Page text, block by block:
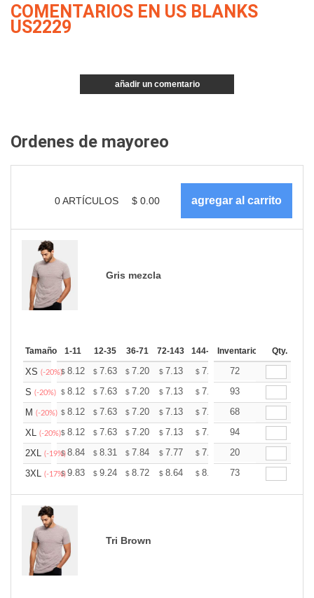
COMENTARIOS EN US BLANKS
US2229
añadir un comentario
Ordenes de mayoreo
0ARTÍCULOS $ 0.00
Gris mezcla
Tamaño 1-11 12-35 36-71 72-143 144-287 288 + Más
Inventario Qty.
XS (-20%)$ 8.12 $ 7.63 $ 7.20 $ 7.13 $ 7.01 $6.95
72
S (-20%) $ 8.12 $ 7.63 $ 7.20 $ 7.13 $ 7.01 $6.95
93
M (-20%) $ 8.12 $ 7.63 $ 7.20 $ 7.13 $ 7.01 $6.95
68
XL (-20%)$ 8.12 $ 7.63 $ 7.20 $ 7.13 $ 7.01 $6.95
94
2XL (-19%)
$8.84 $ 8.31 $ 7.84 $ 7.77 $ 7.64 $7.57
20
3XL (-17%)
$9.83 $ 9.24 $ 8.72 $ 8.64 $ 8.49 $8.42
73
Tri Brown